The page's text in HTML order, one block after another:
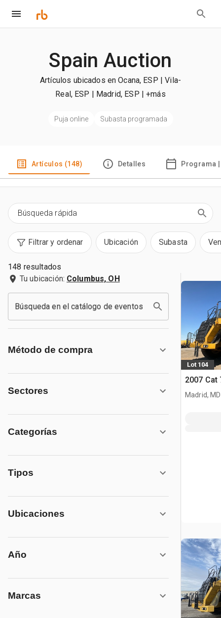
Spain Auction
Artículos ubicados en Ocana, ESP | Vila-
Real, ESP | Madrid, ESP | +más
Puja online Subasta programada
Artículos (148) Detalles Programa
Filtrar y ordenar Ubicación Subasta
148 resultados
Tu ubicación: Columbus, OH
Búsqueda en el catálogo de eventos
Método de compra
Sectores
Categorías
Tipos
Ubicaciones
Año
Marcas
Lot 104
2007 Cat
Madrid,